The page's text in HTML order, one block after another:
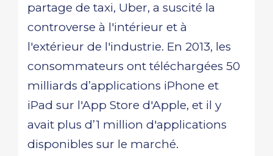
partage de taxi, Uber, a suscité la
controverse à l'intérieur et à
l'extérieur de l'industrie. En 2013, les
consommateurs ont téléchargées 50
milliards d’applications iPhone et
iPad sur l'App Store d'Apple, et il y
avait plus d’1 million d'applications
disponibles sur le marché.